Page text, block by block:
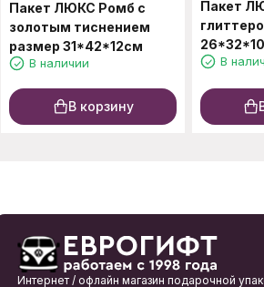
Пакет ЛЮКС Ромб с
золотым тиснением
размер 31*42*12см
В наличии
В корзину
Пакет
В
Интернет / офлайн магазин подарочной